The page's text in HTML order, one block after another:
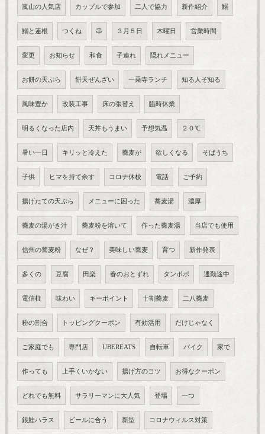
嵐山の人気店 カップルで参加 二人で協力 新作紹介 鰯
鰯と蓮根 つくね 串 ３月５日 木曜日 営業時間
変更 お知らせ 和食 子連れ 隠れメニュー
お餅の天ぷら 餅天ぜんざい 一乗寺ランチ 知る人ぞ知る
風味豊か 改装工事 床の張替え 臨時休業
明るくなった店内 天丼もうまい 予想気温 ２０℃
暑い一日 キリッと冷えた 蕎麦が 欲しくなる そばうち
子供 ヒマを持て余す コロナ休校 電話 ご予約
揚げたての天ぷら メニューに困った 蕎麦湯 濃厚
蕎麦の湯がき汁 蕎麦粉を溶いて 作った蕎麦湯 当店でも使用
信州の蕎麦粉 なぜ？ 美味しい蕎麦 育つ 新作発表
多くの 豆腐 田楽 春のおとずれ タンポポ 通勤途中
電信柱 味わい キーポイント 十割蕎麦 二八蕎麦
粉の割合 トッピングクーポン 有効活用 だけじゃなく
ご家庭でも 専門店 UBEREATS 自転車 バイク 家で
作っても 上手くいかない 揚げ方のコツ お得なクーポン
どれでも無料 サラリーマンに大人気 登場 一つ
銀鮭ハラス ビールに合う 新型 コロナウィルス対策